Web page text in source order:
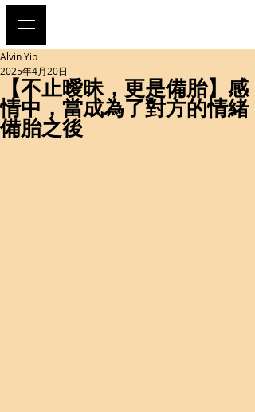
【不止曖昧，更是備胎】感
情中，當成為了對方的情緒
備胎之後
Alvin Yip
2025年4月20日